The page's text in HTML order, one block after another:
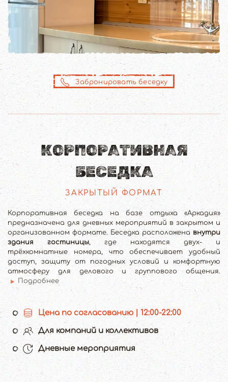
Забронировать беседку
КОРПОРАТИВНАЯ
БЕСЕДКА
ЗАКРЫТЫЙ ФОРМАТ
Корпоративная беседка на базе отдыха «Аркадия»
предназначена для дневных мероприятий в закрытом и
организованном формате. Беседка расположена внутри
здания гостиницы, где находятся двух- и
трёхкомнатные номера, что обеспечивает удобный
доступ, защиту от погодных условий и комфортную
атмосферу для делового и группового общения.
Подробнее
Цена по согласованию | 12:00-22:00
Для компаний и коллективов
Дневные мероприятия